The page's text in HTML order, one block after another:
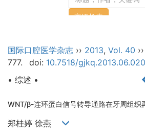
国际口腔医学杂志 ›› 2013, Vol. 40 ››
777.
doi: 10.7518/gjkq.2013.06.020
• 综述 •
WNT/β-连环蛋白信号转导通路在牙周组织
郑桂婷 徐燕